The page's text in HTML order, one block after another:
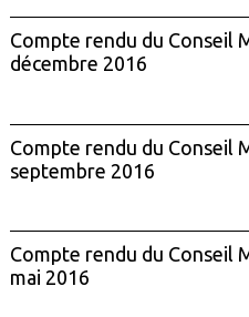
Compte rendu du Conseil
décembre 2016
Compte rendu du Conseil
septembre 2016
Compte rendu du Conseil
mai 2016